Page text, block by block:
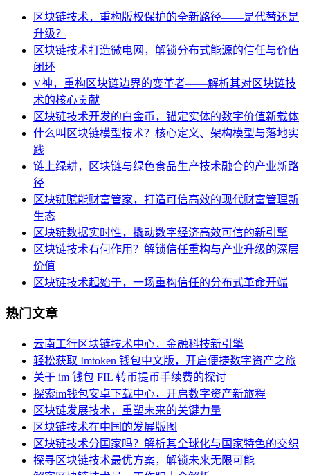
区块链技术，重构版权保护的全新路径——是代替还是
升级？
区块链技术打造微电网，解锁分布式能源的信任与价值
闭环
V神，重构区块链边界的变革者——解析其对区块链技
术的核心贡献
区块链技术开发的白金币，锚定实体的数字价值新载体
什么叫区块链模型技术？核心定义、架构模型与落地实
践
链上绿耕，区块链与绿色食品生产技术融合的产业新路
径
区块链赋能财富管家，打造可信高效的现代财富管理新
生态
区块链数据实时性，撬动数字经济高效可信的新引擎
区块链技术有何作用？解锁信任重构与产业升级的深层
价值
区块链技术起始于，一场重构信任的分布式革命开端
热门文章
云南工行区块链技术中心，金融科技新引擎
轻松获取 Imtoken 钱包中文版，开启便捷数字资产之旅
关于 im 钱包 FIL 转币提币手续费的探讨
探索im钱包安卓下载中心，开启数字资产新旅程
区块链发展技术，重塑未来的关键力量
区块链技术在中国的发展版图
区块链技术分国家吗？解析其全球化与国家特色的交织
探寻区块链技术最优方案，解锁未来无限可能